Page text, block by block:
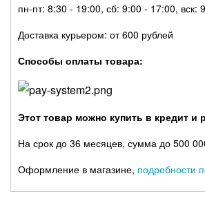
пн-пт: 8:30 - 19:00, сб: 9:00 - 17:00, вск:
Доставка курьером: от 600 рублей
Способы оплаты товара:
Этот товар можно купить в кредит и
На срок до 36 месяцев, сумма до 500
Оформление в магазине, подробности